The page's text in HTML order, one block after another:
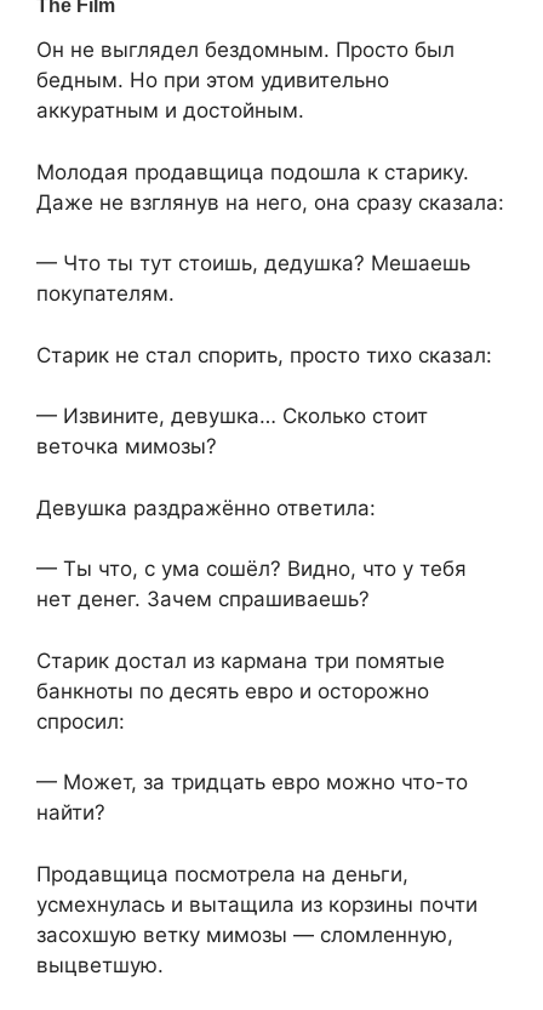
Он не выглядел бездомным. Просто был
бедным. Но при этом удивительно
аккуратным и достойным.
Молодая продавщица подошла к старику.
Даже не взглянув на него, она сразу сказала:
— Что ты тут стоишь, дедушка? Мешаешь
покупателям.
Старик не стал спорить, просто тихо сказал:
— Извините, девушка… Сколько стоит
веточка мимозы?
Девушка раздражённо ответила:
— Ты что, с ума сошёл? Видно, что у тебя
нет денег. Зачем спрашиваешь?
Старик достал из кармана три помятые
банкноты по десять евро и осторожно
спросил:
— Может, за тридцать евро можно что-то
найти?
Продавщица посмотрела на деньги,
усмехнулась и вытащила из корзины почти
засохшую ветку мимозы — сломленную,
выцветшую.